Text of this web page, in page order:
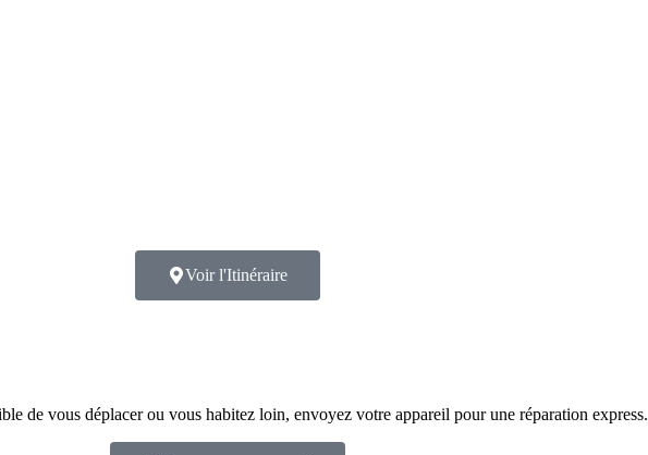
Voir l'Itinéraire
de vous déplacer ou vous habitez loin, envoyez votre appareil pour une réparation express.